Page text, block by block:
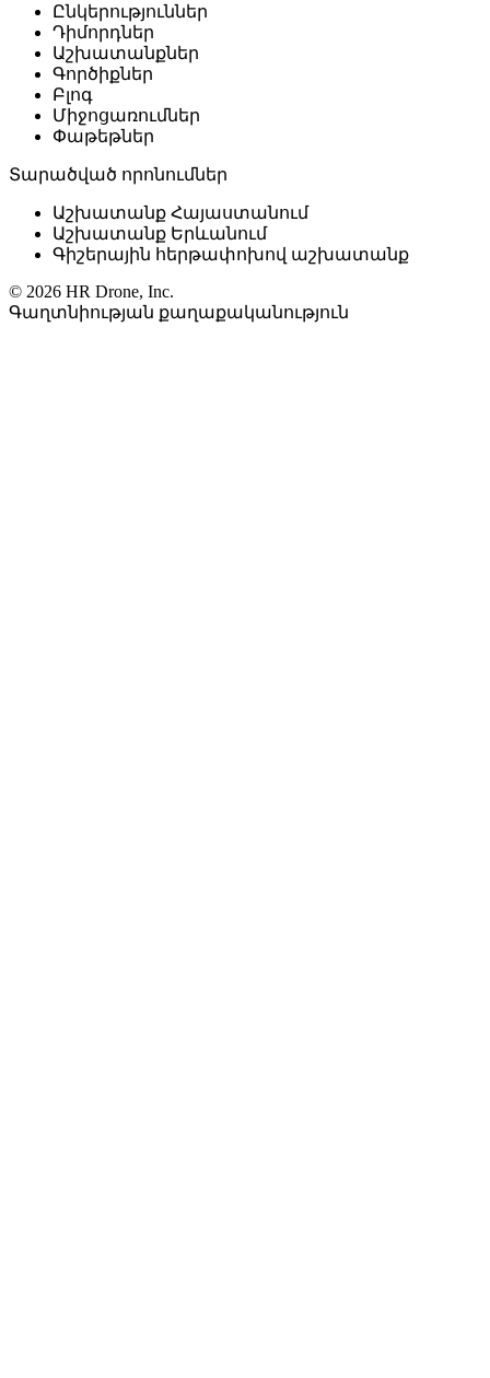
Ընկերություններ
Դիմորդներ
Աշխատանքներ
Գործիքներ
Բլոգ
Միջոցառումներ
Փաթեթներ
Տարածված որոնումներ
Աշխատանք Հայաստանում
Աշխատանք Երևանում
Գիշերային հերթափոխով աշխատանք
© 2026 HR Drone, Inc.
Գաղտնիության քաղաքականություն